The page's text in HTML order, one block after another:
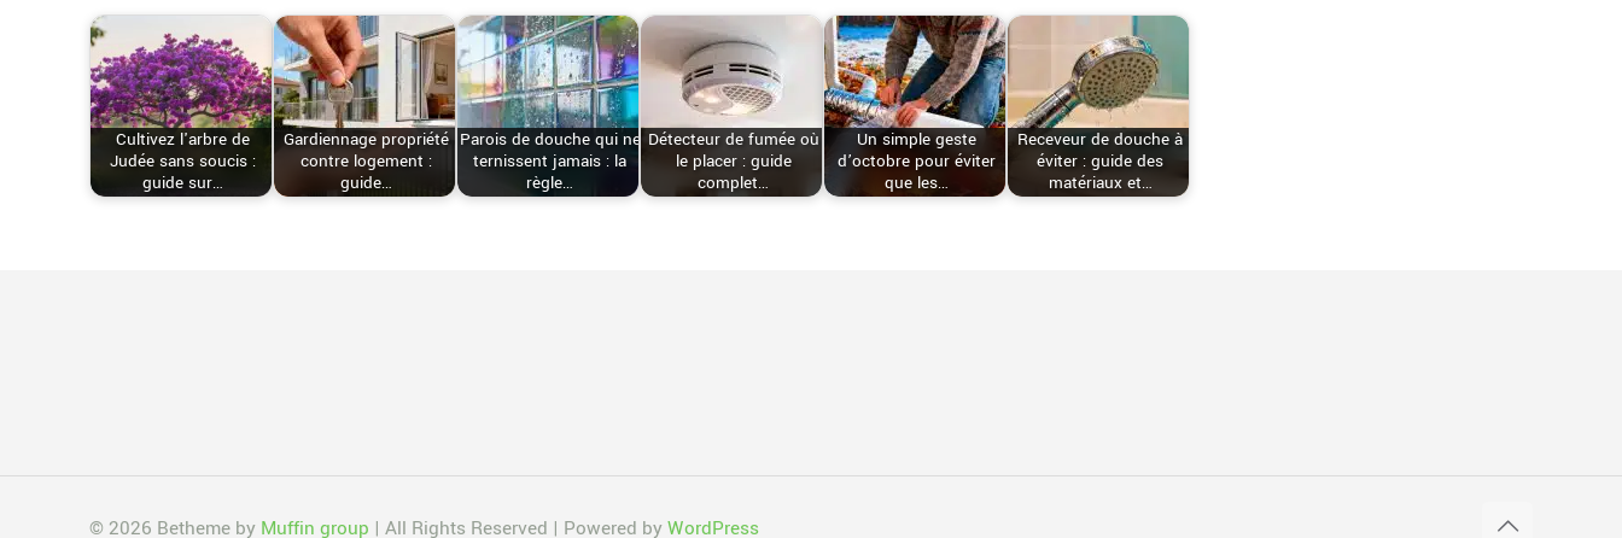
Cultivez l'arbre de
Judée sans soucis :
guide sur…
Gardiennage propriété
contre logement :
guide…
Parois de douche qui ne
ternissent jamais : la
règle…
Détecteur de fumée où
le placer : guide
complet…
Un simple geste
d’octobre pour éviter
que les…
Receveur de douche à
éviter : guide des
matériaux et…
© 2026 Betheme by Muffin group | All Rights Reserved | Powered byWordPress